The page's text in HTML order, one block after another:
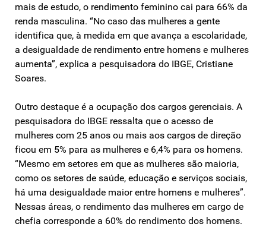
mais de estudo, o rendimento feminino cai para 66% da
renda masculina. “No caso das mulheres a gente
identifica que, à medida em que avança a escolaridade,
a desigualdade de rendimento entre homens e mulheres
aumenta”, explica a pesquisadora do IBGE, Cristiane
Soares.
Outro destaque é a ocupação dos cargos gerenciais. A
pesquisadora do IBGE ressalta que o acesso de
mulheres com 25 anos ou mais aos cargos de direção
ficou em 5% para as mulheres e 6,4% para os homens.
“Mesmo em setores em que as mulheres são maioria,
como os setores de saúde, educação e serviços sociais,
há uma desigualdade maior entre homens e mulheres”.
Nessas áreas, o rendimento das mulheres em cargo de
chefia corresponde a 60% do rendimento dos homens.